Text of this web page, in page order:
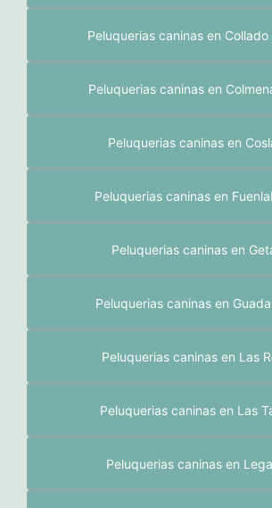
n
n
?
Peluquerias caninas en Collado
Peluquerias caninas en
Peluquerias caninas en
Peluquerias caninas en
Peluquerias caninas en
Peluquerias caninas en
Peluquerias caninas en Las
Peluquerias caninas en Las
Peluquerias caninas en